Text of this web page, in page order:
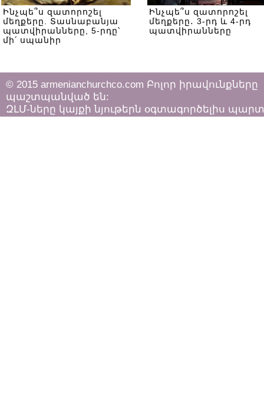
Ինչպե՞ս զատորոշել
մեղքերը. Տասնաբանյա
պատվիրանները, 5-րդը՝
մի՛ սպանիր
Ինչպե՞ս զատորոշել
մեղքերը․ 3-րդ և 4-րդ
պատվիրանները
© 2015 armenianchurchco.com Բոլոր իրավունքները
պաշտպանված են:
ԶԼՄ-ները կայքի նյութերն օգտագործելիս